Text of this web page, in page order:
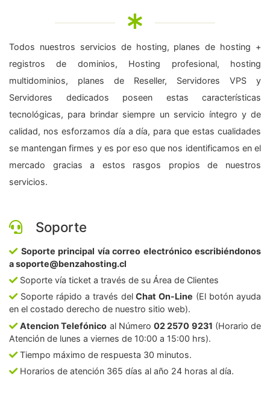
Todos nuestros servicios de hosting, planes de hosting +
registros de dominios, Hosting profesional, hosting
multidominios, planes de Reseller, Servidores VPS y
Servidores dedicados poseen estas características
tecnológicas, para brindar siempre un servicio íntegro y de
calidad, nos esforzamos día a día, para que estas cualidades
se mantengan firmes y es por eso que nos identificamos en el
mercado gracias a estos rasgos propios de nuestros
servicios.
Soporte
Soporte principal vía correo electrónico escribiéndonos
a soporte@benzahosting.cl
Soporte vía ticket a través de su Área de Clientes
Soporte rápido a través delChat On-Line (El botón ayuda
en el costado derecho de nuestro sitio web).
Atencion Telefónico al Número02 2570 9231 (Horario de
Atención de lunes a viernes de 10:00 a 15:00 hrs).
Tiempo máximo de respuesta 30 minutos.
Horarios de atención 365 días al año 24 horas al día.